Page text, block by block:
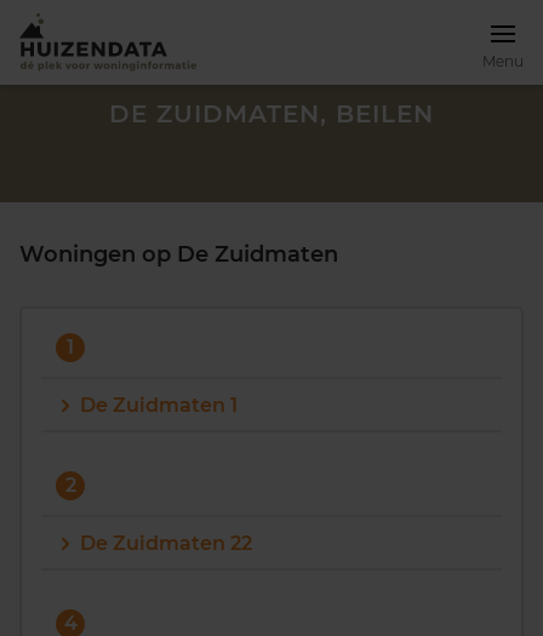
Menu
Zoek een woning
DE ZUIDMATEN, BEILEN
Woningen op De Zuidmaten
1
De Zuidmaten 1
2
De Zuidmaten 22
4